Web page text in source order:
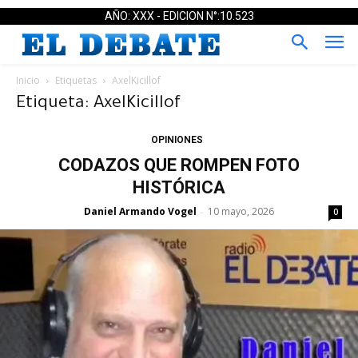
AÑO: XXX - EDICION N°:10.523
Inicio Etiquetas AxelKicillof
Etiqueta: AxelKicillof
OPINIONES
CODAZOS QUE ROMPEN FOTO
HISTÓRICA
Daniel Armando Vogel - 10 mayo, 2026 0